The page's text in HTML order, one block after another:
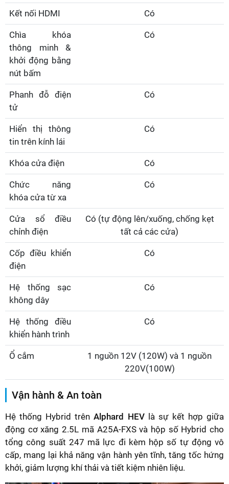
Kết nối HDMI Có
Chìa khóa
thông minh &
khởi động bằng
nút bấm
Có
Phanh đỗ điện
tử
Có
Hiển thị thông
tin trên kính lái
Có
Khóa cửa điện Có
Chức năng
khóa cửa từ xa
Có
Cửa sổ điều
chỉnh điện
Có (tự động lên/xuống, chống kẹt
tất cả các cửa)
Cốp điều khiển
điện
Có
Hệ thống sạc
không dây
Có
Hệ thống điều
khiển hành trình
Có
Ổ cắm
1 nguồn 12V (120W) và 1 nguồn
220V(100W)
Vận hành & An toàn
Hệ thống Hybrid trênAlphard HEVlà sự kết hợp giữa
động cơ xăng 2.5L mã A25A-FXS và hộp số Hybrid cho
tổng công suất 247 mã lực đi kèm hộp số tự động vô
cấp, mang lại khả năng vận hành yên tĩnh, tăng tốc hứng
khởi, giảm lượng khí thải và tiết kiệm nhiên liệu.